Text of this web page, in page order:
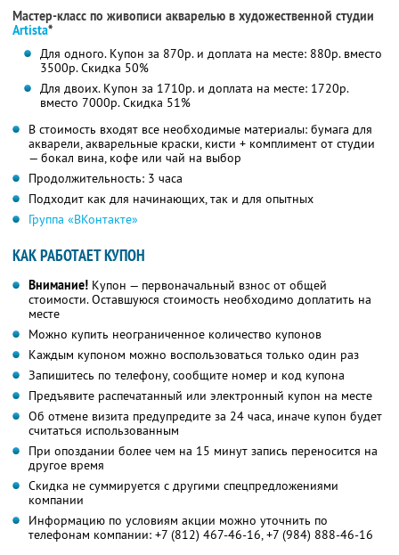
Мастер-класс по живописи акварелью в художественной студии
Artista*
Для одного. Купон за 870р. и доплата на месте: 880р. вместо
3500р. Скидка 50%
Для двоих. Купон за 1710р. и доплата на месте: 1720р.
вместо 7000р. Скидка 51%
В стоимость входят все необходимые материалы: бумага для
акварели, акварельные краски, кисти + комплимент от студии
— бокал вина, кофе или чай на выбор
Продолжительность: 3 часа
Подходит как для начинающих, так и для опытных
Группа «ВКонтакте»
КАК РАБОТАЕТ КУПОН
Внимание! Купон — первоначальный взнос от общей
стоимости. Оставшуюся стоимость необходимо доплатить на
месте
Можно купить неограниченное количество купонов
Каждым купоном можно воспользоваться только один раз
Запишитесь по телефону, сообщите номер и код купона
Предъявите распечатанный или электронный купон на месте
Об отмене визита предупредите за 24 часа, иначе купон будет
считаться использованным
При опоздании более чем на 15 минут запись переносится на
другое время
Скидка не суммируется с другими спецпредложениями
компании
Информацию по условиям акции можно уточнить по
телефонам компании: +7 (812) 467-46-16, +7 (984) 888-46-16